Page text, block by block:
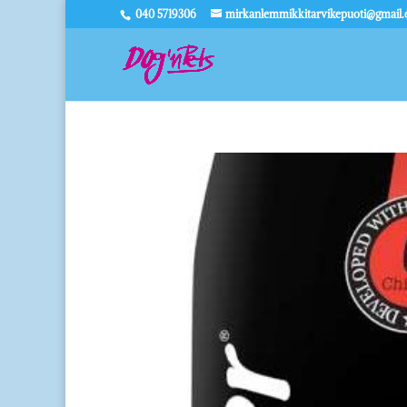
040 5719306